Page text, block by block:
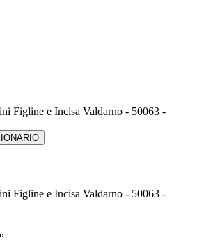
Figline e Incisa Valdarno - 50063 -
Figline e Incisa Valdarno - 50063 -